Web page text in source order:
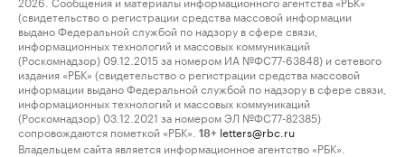
(свидетельство о регистрации средства массовой информации
выдано Федеральной службой по надзору в сфере связи,
информационных технологий и массовых коммуникаций
(Роскомнадзор) 09.12.2015 за номером ИА №ФС77-63848) и сетевого
издания «РБК» (свидетельство о регистрации средства массовой
информации выдано Федеральной службой по надзору в сфере связи,
информационных технологий и массовых коммуникаций
(Роскомнадзор) 03.12.2021 за номером ЭЛ №ФС77-82385)
сопровождаются пометкой «РБК».
18+ letters@rbc.ru
Владельцем сайта является информационное агентство «РБК».